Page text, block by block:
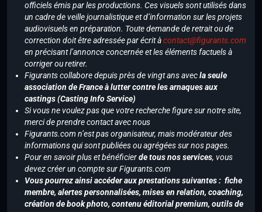
officiels émis par les productions. Ces visuels sont utilisés dans
un cadre de veille journalistique et d’information sur les projets
audiovisuels en préparation. Toute demande de retrait ou de
correction doit être adressée par écrit àcontact@figurants.com
en précisant l’annonce concernée et les éléments factuels à
corriger ou retirer.
Figurants collabore depuis près de vingt ans avecla seule
association de France à lutter contre les arnaques aux
castings (Casting Info Service)
Si vous ne voulez pas que votre recherche figure sur notre site,
merci de prendre contact avec nous
Figurants.com n’est pas organisateur, mais modérateur des
informations qui sont publiées ou agrégées sur nos pages.
Pour en savoir plus et bénéficierde tous nos services, vous
devez créer un compte sur Figurants.com
Vous pourrez ainsi accéder aux prestations suivantes : fiche
membre, alertes personnalisées, mises en relation, coaching,
création de book photo, contenu éditorial premium, outils de